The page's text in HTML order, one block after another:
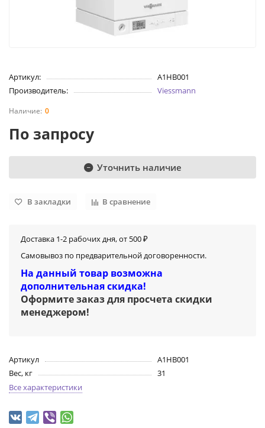
Артикул:
A1HB001
Производитель:
Viessmann
0
По запросу
Уточнить наличие
В закладки В сравнение
Доставка 1-2 рабочих дня, от 500 ₽
Самовывоз по предварительной договоренности.
На данный товар возможна
дополнительная скидка!
Оформите заказ для просчета скидки
менеджером!
Артикул
A1HB001
Вес, кг
31
Все характеристики